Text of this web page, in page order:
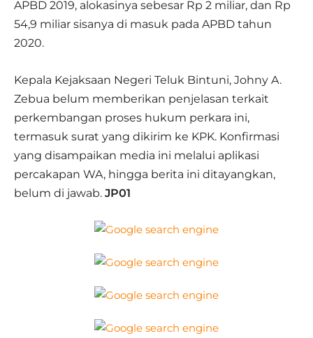
APBD 2019, alokasinya sebesar Rp 2 miliar, dan Rp
54,9 miliar sisanya di masuk pada APBD tahun
2020.
Kepala Kejaksaan Negeri Teluk Bintuni, Johny A.
Zebua belum memberikan penjelasan terkait
perkembangan proses hukum perkara ini,
termasuk surat yang dikirim ke KPK. Konfirmasi
yang disampaikan media ini melalui aplikasi
percakapan WA, hingga berita ini ditayangkan,
belum di jawab. JP01